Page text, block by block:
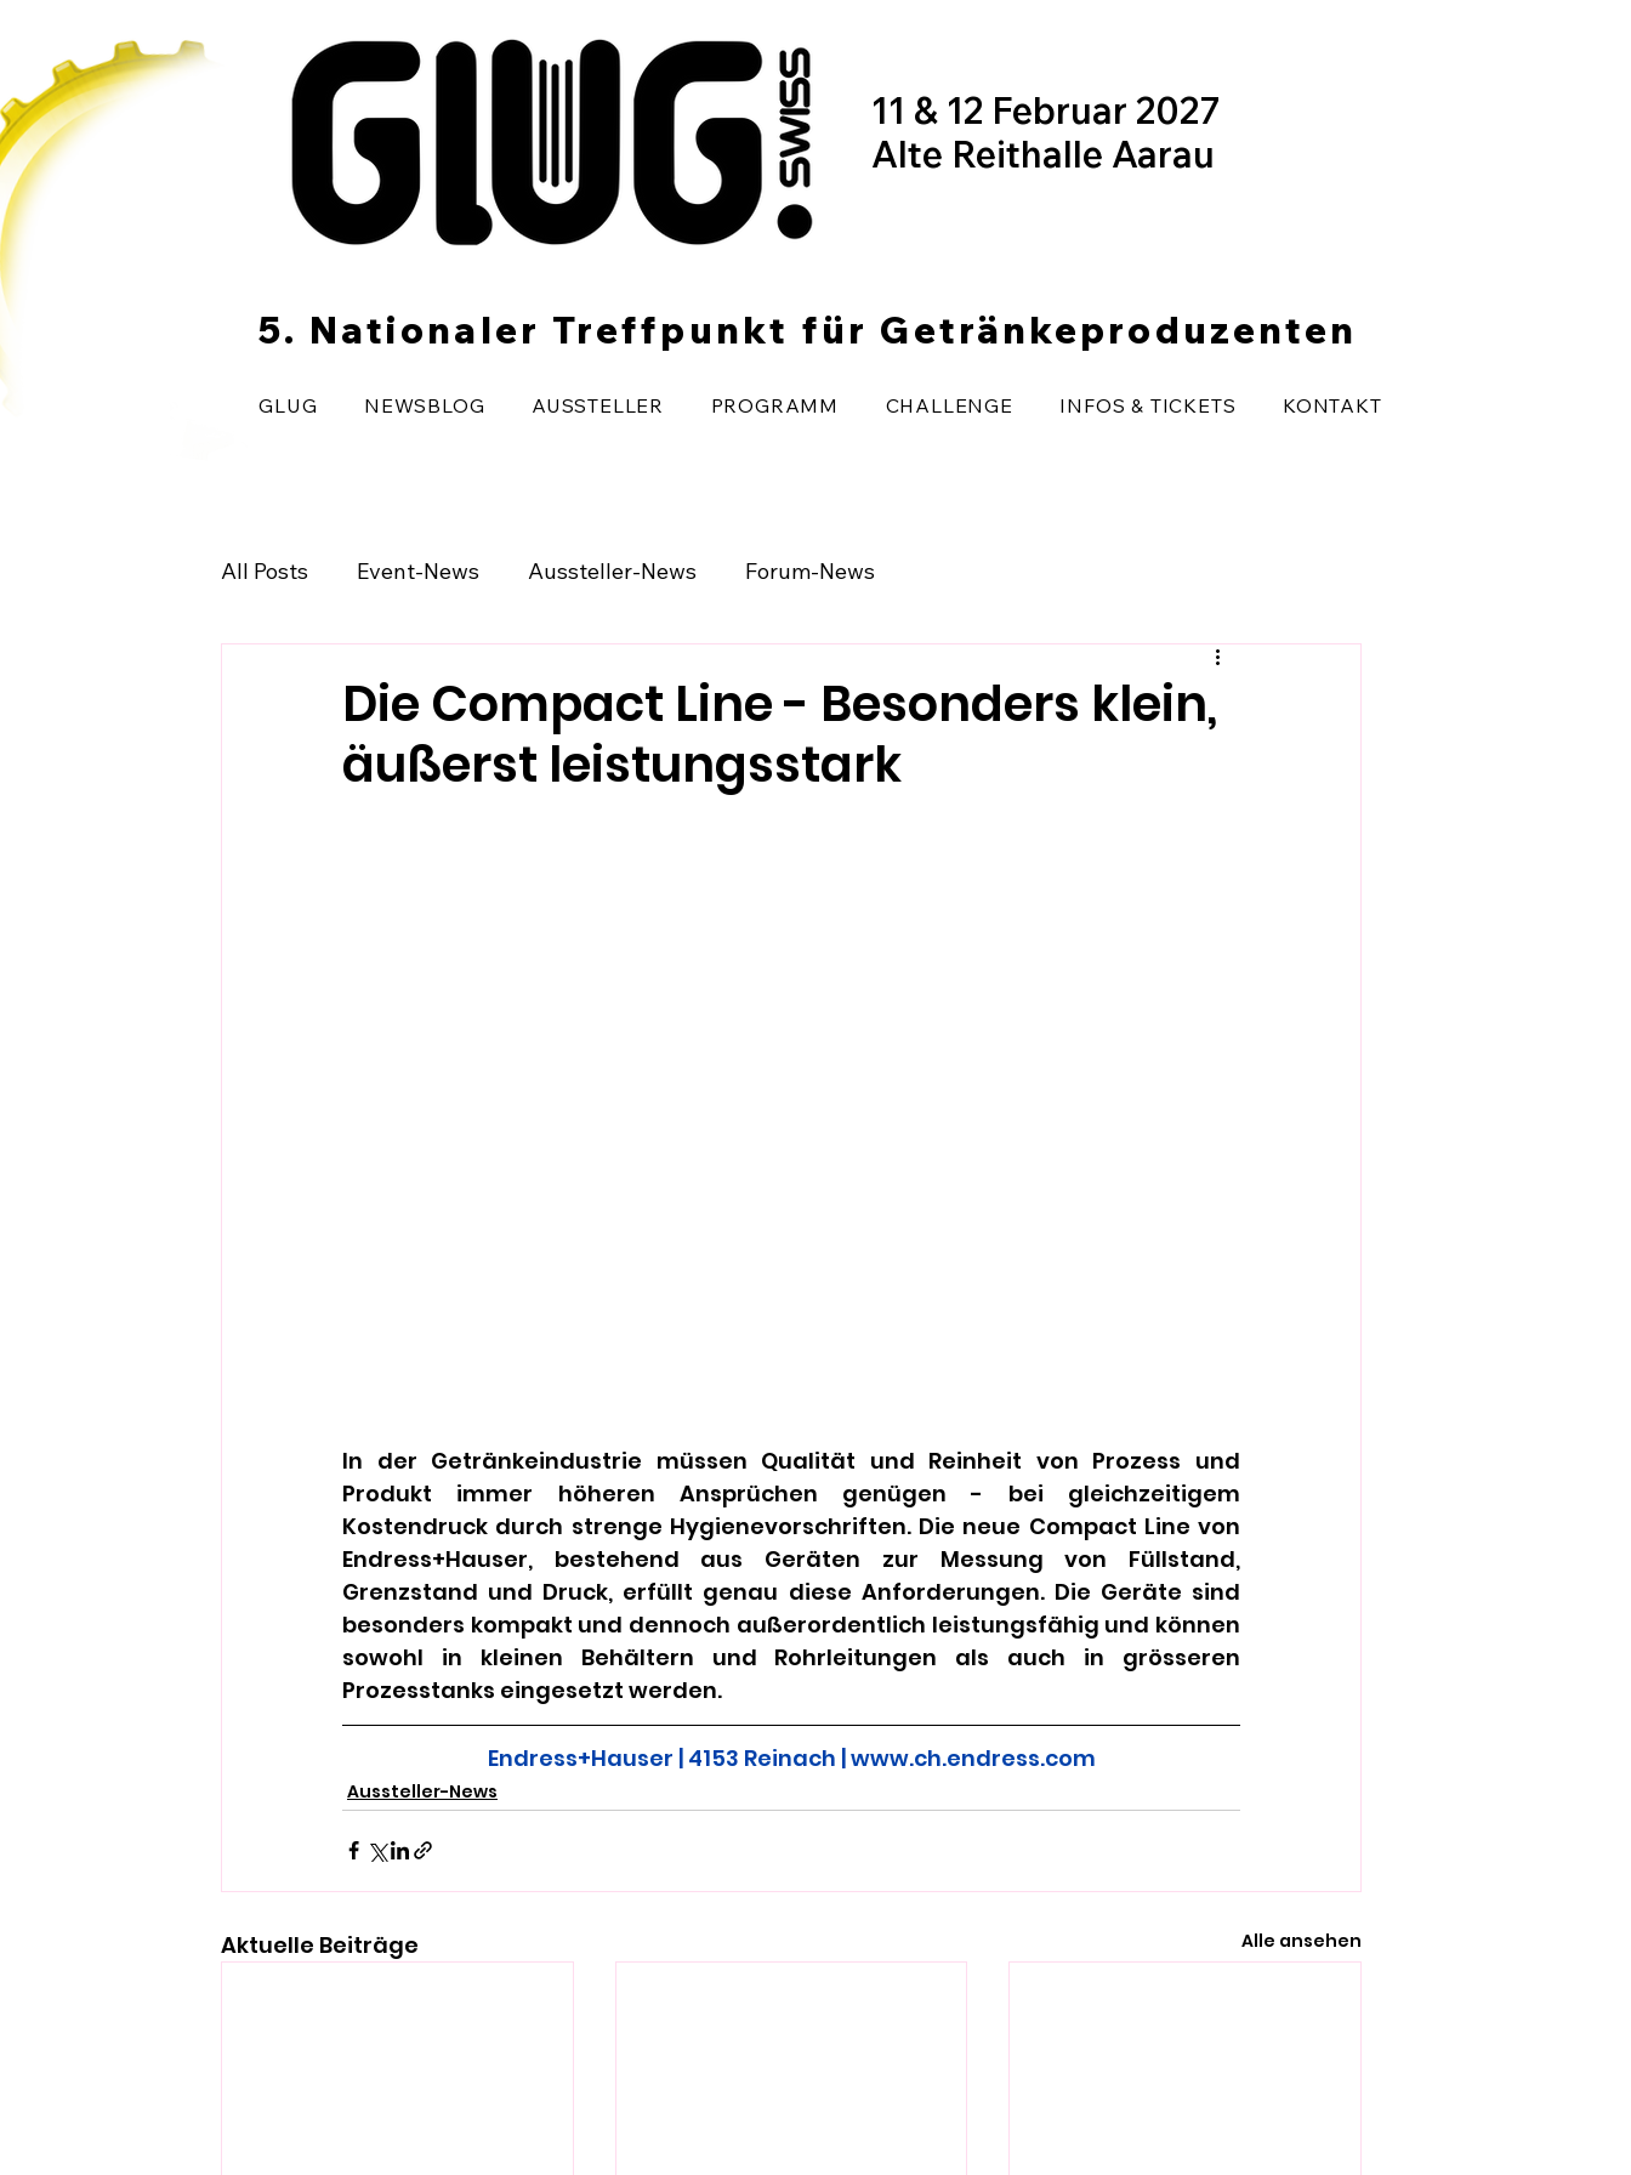
11 & 12 Februar 2027
Alte Reithalle Aarau
5. Nationaler Treffpunkt für Getränkeproduzenten
GLUG NEWSBLOG AUSSTELLER PROGRAMM CHALLENGE INFOS & TICKETS KONTAKT
All Posts Event-News Aussteller-News Forum-News
Die Compact Line - Besonders klein,
äußerst leistungsstark
In der Getränkeindustrie müssen Qualität und Reinheit von Prozess und
Produkt immer höheren Ansprüchen genügen - bei gleichzeitigem
Kostendruck durch strenge Hygienevorschriften. Die neue Compact Line von
Endress+Hauser, bestehend aus Geräten zur Messung von Füllstand,
Grenzstand und Druck, erfüllt genau diese Anforderungen. Die Geräte sind
besonders kompakt und dennoch außerordentlich leistungsfähig und können
sowohl in kleinen Behältern und Rohrleitungen als auch in grösseren
Prozesstanks eingesetzt werden.
Endress+Hauser | 4153 Reinach | www.ch.endress.com
Aussteller-News
Aktuelle Beiträge Alle ansehen